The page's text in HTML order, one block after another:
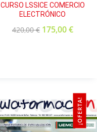
CURSO LSSICE COMERCIO
ELECTRÓNICO
420,00€ 175,00€
¡OFERTA!